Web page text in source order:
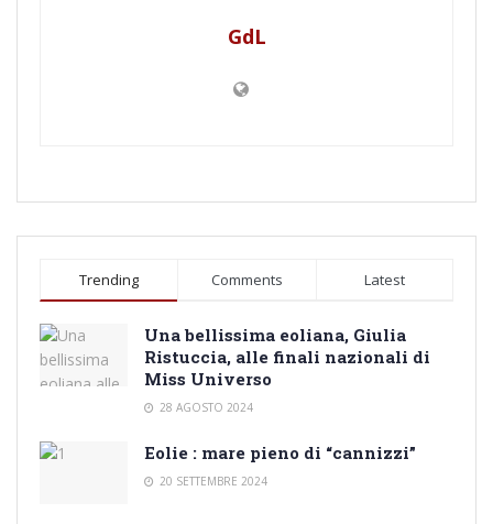
GdL
Trending Comments Latest
Una bellissima eoliana, Giulia
Ristuccia, alle finali nazionali di
Miss Universo
28 AGOSTO 2024
Eolie : mare pieno di “cannizzi”
20 SETTEMBRE 2024